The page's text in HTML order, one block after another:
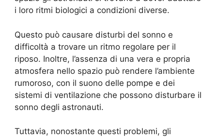
i loro ritmi biologici a condizioni diverse.
Questo può causare disturbi del sonno e
difficoltà a trovare un ritmo regolare per il
riposo. Inoltre, l’assenza di una vera e propria
atmosfera nello spazio può rendere l’ambiente
rumoroso, con il suono delle pompe e dei
sistemi di ventilazione che possono disturbare il
sonno degli astronauti.
Tuttavia, nonostante questi problemi, gli